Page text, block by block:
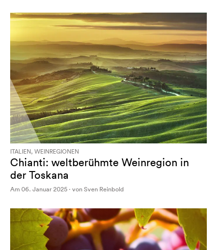
ITALIEN, WEINREGIONEN
Chianti: weltberühmte Weinregion in
der Toskana
Am 06. Januar 2025 · von Sven Reinbold